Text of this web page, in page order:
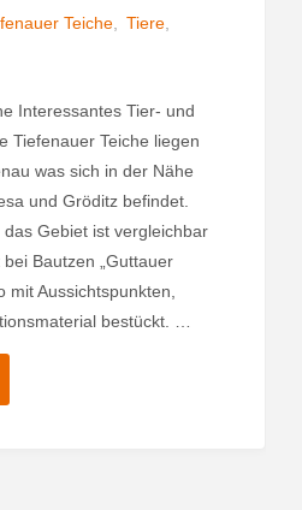
Teiche Tiere
Interessantes Tier- und
Tiefenauer Teiche liegen
was sich in der Nähe
und Gröditz befindet.
Gebiet ist vergleichbar
Bautzen „Guttauer
mit Aussichtspunkten,
bestückt. …